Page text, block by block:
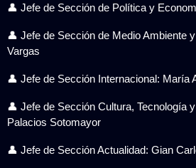
👤 Jefe de Sección de Política y
👤 Jefe de Sección de Medio Ambiente
Vargas
👤 Jefe de Sección Internacional: María
👤 Jefe de Sección Cultura, Tecnología
Palacios Sotomayor
👤 Jefe de Sección Actualidad: Gian